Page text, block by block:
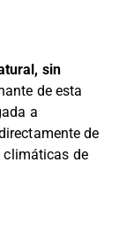
sin
de esta
a
de
climáticas de